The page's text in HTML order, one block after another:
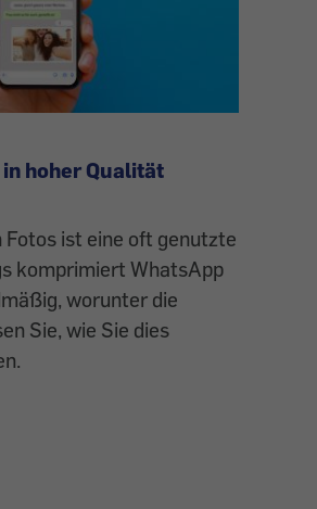
hoher Qualität
Fotos ist eine oft genutzte
komprimiert WhatsApp
worunter die
Sie, wie Sie dies